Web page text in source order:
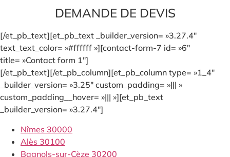
DEMANDE DE DEVIS
[/et_pb_text][et_pb_text _builder_version= »3.27.4″
text_text_color= »#ffffff »][contact-form-7 id= »6″
title= »Contact form 1″]
[/et_pb_text][/et_pb_column][et_pb_column type= »1_4″
_builder_version= »3.25″ custom_padding= »||| »
custom_padding__hover= »||| »][et_pb_text
_builder_version= »3.27.4″]
Nîmes 30000
Alès 30100
Bagnols-sur-Cèze 30200